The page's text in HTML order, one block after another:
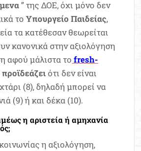
” της ΔΟΕ, όχι μόνο δεν
τοΥπουργείο Παιδείας,
τα κατέθεσαν θεωρείται
κανονικά στην αξιολόγηση
αφού μάλιστα το fresh-
προϊδεάζειότι δεν είναι
(8), δηλαδή μπορεί να
(9) ή και δέκα (10).
η αριστεία ή αμηχανία
η αξιολόγηση,